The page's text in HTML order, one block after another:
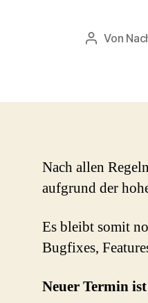
Von
Nach allen
aufgrund der
Es bleibt somit
Bugfixes,
Neuer Termin